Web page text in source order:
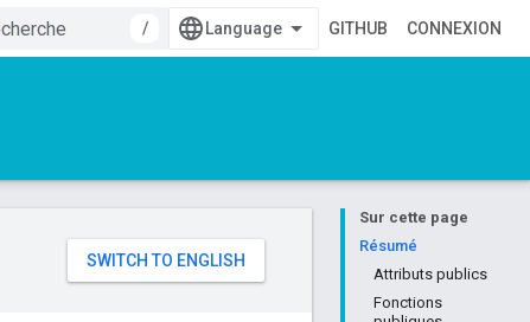
/
GITHUB CONNEXION
Sur cette page
Résumé
Attributs publics
Fonctions